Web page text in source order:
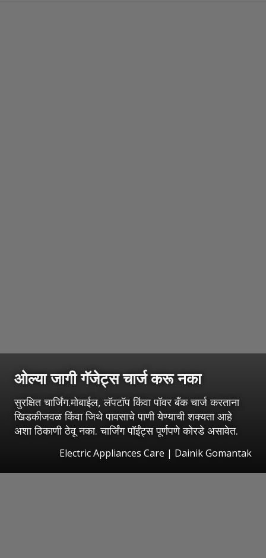
ओल्या जागी गॅजेट्स चार्ज करू नका
सुरक्षित चार्जिंग.मोबाईल, लॅपटॉप किंवा पॉवर बँक चार्ज करताना
खिडकीजवळ किंवा जिथे पावसाचे पाणी येण्याची शक्यता आहे
अशा ठिकाणी ठेवू नका. चार्जिंग पॉईंट्स पूर्णपणे कोरडे असावेत.
Electric Appliances Care | Dainik Gomantak